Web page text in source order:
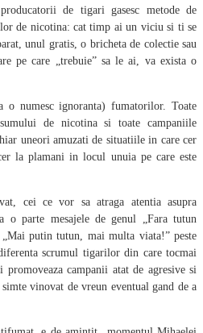
de tigari gasesc metode de
de nicotina: cat timp ai un viciu si ti se
unul gratis, o bricheta de colectie sau
pe care „trebuie” sa le ai, va exista o
o numesc ignoranta) fumatorilor. Toate
de nicotina si toate campaniile
uneori amuzati de situatiile in care cer
la plamani in locul unuia pe care este
cei ce vor sa atraga atentia asupra
o parte mesajele de genul „Fara tutun
putin tutun, mai multa viata!” peste
scrumul tigarilor din care tocmai
promoveaza campanii atat de agresive si
vinovat de vreun eventual gand de a